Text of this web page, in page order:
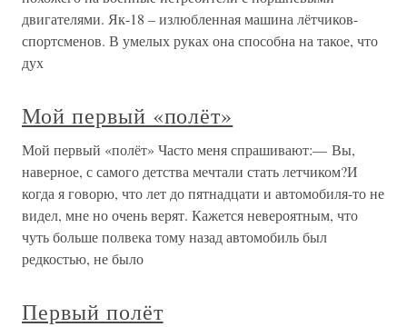
двигателями. Як-18 – излюбленная машина лётчиков-
спортсменов. В умелых руках она способна на такое, что
дух
Мой первый «полёт»
Мой первый «полёт» Часто меня спрашивают:— Вы,
наверное, с самого детства мечтали стать летчиком?И
когда я говорю, что лет до пятнадцати и автомобиля-то не
видел, мне но очень верят. Кажется невероятным, что
чуть больше полвека тому назад автомобиль был
редкостью, не было
Первый полёт